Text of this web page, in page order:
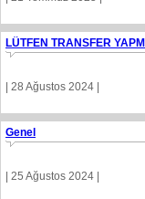
LÜTFEN TRANSFER
| 28 Ağustos 2024 |
Genel
| 25 Ağustos 2024 |